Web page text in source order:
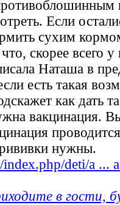
Если
сухим
скорее всего
Наташа в
есть такая
как дать
вакцинация.
нужны.
deti/a ...
в гости,